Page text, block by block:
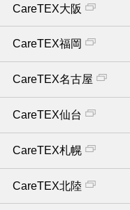
CareTEX大阪
CareTEX福岡
CareTEX名古屋
CareTEX仙台
CareTEX札幌
CareTEX北陸